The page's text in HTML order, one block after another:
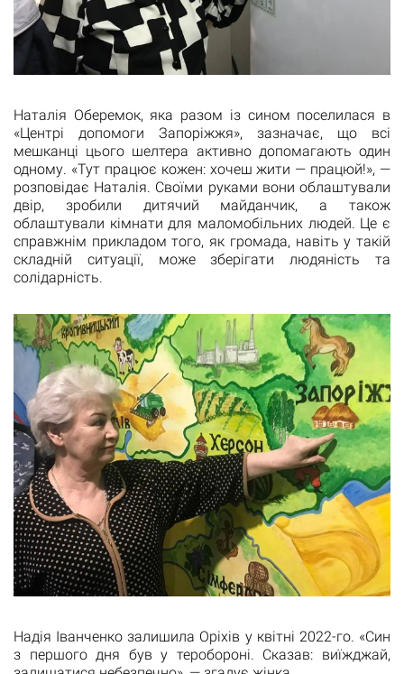
Наталія Оберемок, яка разом із сином поселилася в
«Центрі допомоги Запоріжжя», зазначає, що всі
мешканці цього шелтера активно допомагають один
одному. «Тут працює кожен: хочеш жити — працюй!», —
розповідає Наталія. Своїми руками вони облаштували
двір, зробили дитячий майданчик, а також
облаштували кімнати для маломобільних людей. Це є
справжнім прикладом того, як громада, навіть у такій
складній ситуації, може зберігати людяність та
солідарність.
Надія Іванченко залишила Оріхів у квітні 2022-го. «Син
з першого дня був у теробороні. Сказав: виїжджай,